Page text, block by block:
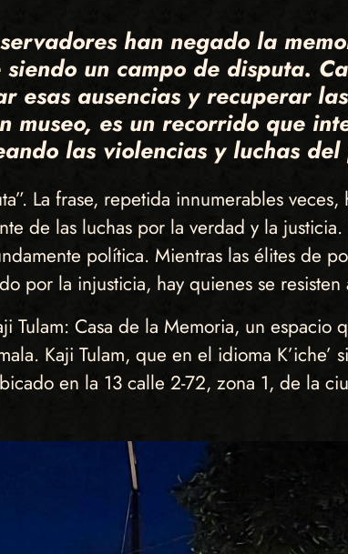
han negado la
un campo de disputa.
esas ausencias y recuperar
es un recorrido que
las violencias y luchas del
La frase, repetida innumerables
de las luchas por la verdad y la
política. Mientras las élites de
por la injusticia, hay quienes se resisten
Tulam: Casa de la Memoria, un
Kaji Tulam, que en el idioma K’iche’
en la 13 calle 2-72, zona 1, de la